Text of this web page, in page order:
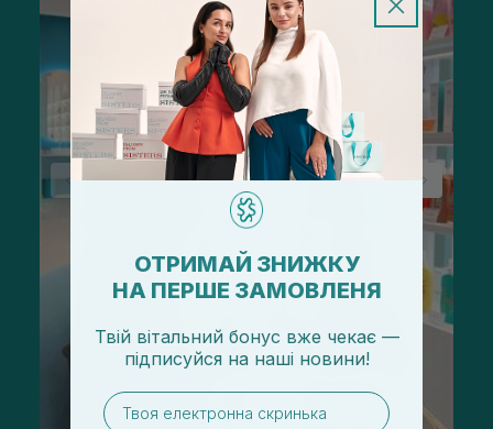
ОТРИМАЙ ЗНИЖКУ
НА ПЕРШЕ ЗАМОВЛЕНЯ
Твій вітальний бонус вже чекає —
підписуйся на наші новини!
email